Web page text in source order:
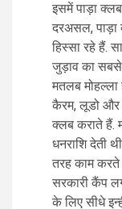
इसमें पाड़ा
दरअसल, पाड़ा
हिस्सा रहे हैं.
जुड़ाव का सबसे
मतलब
कैरम, लूडो और
क्लब कराते हैं.
धनराशि देती
तरह काम करते
सरकारी कैंप
के लिए सीधे